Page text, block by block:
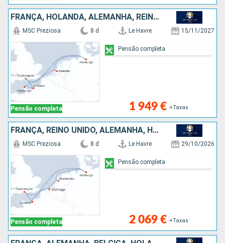
FRANÇA, HOLANDA, ALEMANHA, REINO UNIDO
Pensão completa
MSC Preziosa 8 d Le Havre 15/11/2027
1 949 € +Taxas
Pensão completa
FRANÇA, REINO UNIDO, ALEMANHA, HOLANDA, BÉLGICA
Pensão completa
MSC Preziosa 8 d Le Havre 29/10/2026
2 069 € +Taxas
Pensão completa